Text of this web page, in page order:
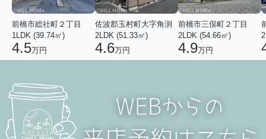
前橋市総社町２丁目
1LDK (39.74㎡)
4.5万円
佐波郡玉村町大字角渕
2LDK (51.33㎡)
4.6万円
前橋市三俣町２丁目
2LDK (54.66㎡)
4.9万円